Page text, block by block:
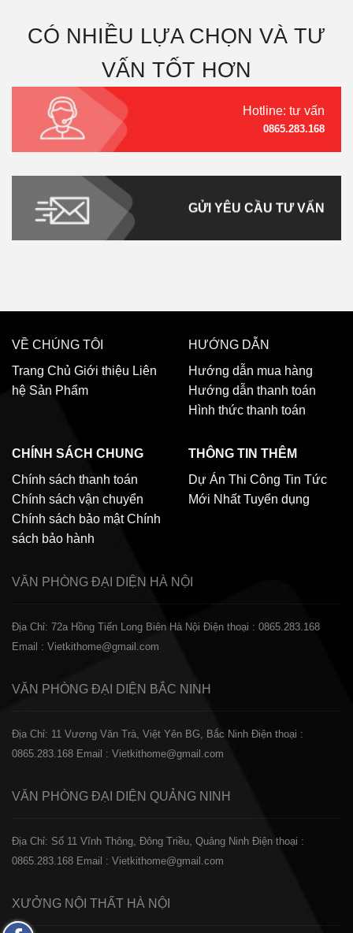
CÓ NHIỀU LỰA CHỌN VÀ TƯ
VẤN TỐT HƠN
Hotline: tư vấn
0865.283.168
GỬI YÊU CẦU TƯ VẤN
VỀ CHÚNG TÔI
Trang Chủ Giới thiệu Liên
hệ Sản Phẩm
HƯỚNG DẪN
Hướng dẫn mua hàng
Hướng dẫn thanh toán
Hình thức thanh toán
CHÍNH SÁCH CHUNG
Chính sách thanh toán
Chính sách vận chuyển
Chính sách bảo mật Chính
sách bảo hành
THÔNG TIN THÊM
Dự Án Thi Công Tin Tức
Mới Nhất Tuyển dụng
VĂN PHÒNG ĐẠI DIỆN HÀ NỘI
Địa Chỉ: 72a Hồng Tiến Long Biên Hà Nội Điện thoại : 0865.283.168
Email : Vietkithome@gmail.com
VĂN PHÒNG ĐẠI DIỆN BẮC NINH
Địa Chỉ: 11 Vương Văn Trà, Việt Yên BG, Bắc Ninh Điện thoại :
0865.283.168 Email : Vietkithome@gmail.com
VĂN PHÒNG ĐẠI DIỆN QUẢNG NINH
Địa Chỉ: Số 11 Vĩnh Thông, Đông Triều, Quảng Ninh Điện thoại :
0865.283.168 Email : Vietkithome@gmail.com
XƯỞNG NỘI THẤT HÀ NỘI